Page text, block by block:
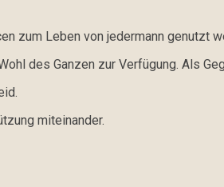
zum Leben von jedermann genutzt
des Ganzen zur Verfügung. Als
miteinander.